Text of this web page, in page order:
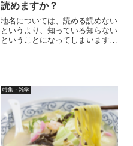
読めますか？
地名については、読める読めない
というより、知っている知らない
ということになってしまいます。
でも、ザッと目を通しておくだけ
でも違うでしょう。
特集・雑学